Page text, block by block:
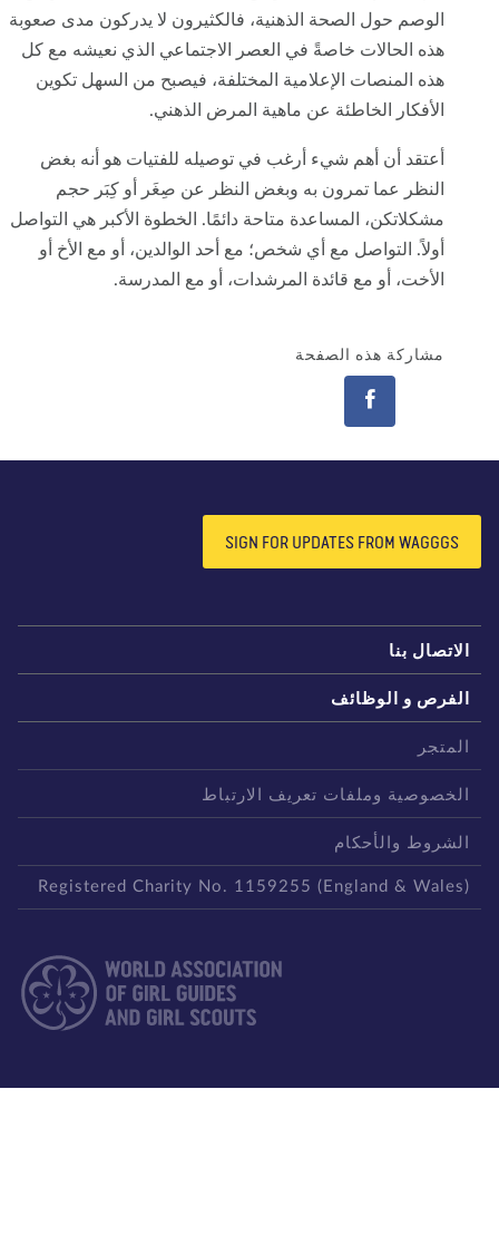
الوصم حول الصحة الذهنية، فالكثيرون لا يدركون مدى صعوبة
هذه الحالات خاصةً في العصر الاجتماعي الذي نعيشه مع كل
هذه المنصات الإعلامية المختلفة، فيصبح من السهل تكوين
الأفكار الخاطئة عن ماهية المرض الذهني.
أعتقد أن أهم شيء أرغب في توصيله للفتيات هو أنه بغض
النظر عما تمرون به وبغض النظر عن صِغَر أو كِبَر حجم
مشكلاتكن، المساعدة متاحة دائمًا. الخطوة الأكبر هي التواصل
أولاً. التواصل مع أي شخص؛ مع أحد الوالدين، أو مع الأخ أو
الأخت، أو مع قائدة المرشدات، أو مع المدرسة.
مشاركة هذه الصفحة
SIGN FOR UPDATES FROM WAGGGS
بنا
و الوظائف
وملفات تعريف الارتباط
والأحكام
Registered Charity No. 1159255 (England &